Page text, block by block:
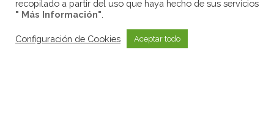
©Sortem Delivery S.L. - Plaza de la Tecnología, 2 nave 5 - 08223 Terrassa
recopilado a partir del uso que haya hecho de sus servicios
" Más Información"
Configuración de Cookies Aceptar todo